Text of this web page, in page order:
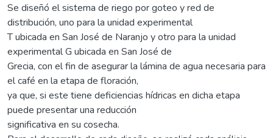
Se diseñó el sistema de riego por goteo y red de
distribución, uno para la unidad experimental
T ubicada en San José de Naranjo y otro para la unidad
experimental G ubicada en San José de
Grecia, con el fin de asegurar la lámina de agua necesaria para
el café en la etapa de floración,
ya que, si este tiene deficiencias hídricas en dicha etapa
puede presentar una reducción
significativa en su cosecha.